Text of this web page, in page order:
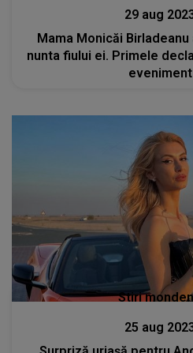
29 aug
Mama Monicăi
nunta fiului ei. Primele
eveniment
Stiri
25 aug